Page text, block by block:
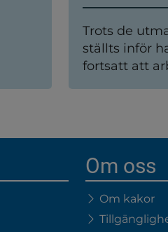
Trots de
ställts inför
fortsatt att
ekonomiska
Om oss
Om kakor